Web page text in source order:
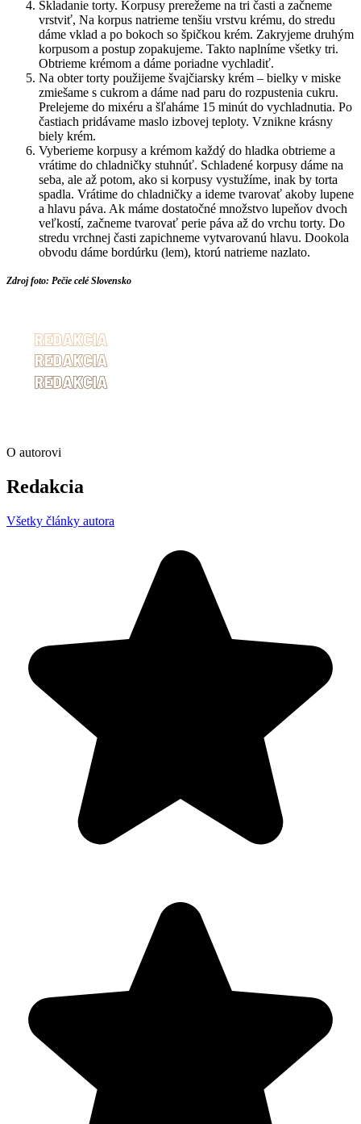
Skladanie torty. Korpusy prerežeme na tri časti a začneme
vrstviť, Na korpus natrieme tenšiu vrstvu krému, do stredu
dáme vklad a po bokoch so špičkou krém. Zakryjeme druhým
korpusom a postup zopakujeme. Takto naplníme všetky tri.
Obtrieme krémom a dáme poriadne vychladiť.
Na obter torty použijeme švajčiarsky krém – bielky v miske
zmiešame s cukrom a dáme nad paru do rozpustenia cukru.
Prelejeme do mixéru a šľaháme 15 minút do vychladnutia. Po
častiach pridávame maslo izbovej teploty. Vznikne krásny
biely krém.
Vyberieme korpusy a krémom každý do hladka obtrieme a
vrátime do chladničky stuhnúť. Schladené korpusy dáme na
seba, ale až potom, ako si korpusy vystužíme, inak by torta
spadla. Vrátime do chladničky a ideme tvarovať akoby lupene
a hlavu páva. Ak máme dostatočné množstvo lupeňov dvoch
veľkostí, začneme tvarovať perie páva až do vrchu torty. Do
stredu vrchnej časti zapichneme vytvarovanú hlavu. Dookola
obvodu dáme bordúrku (lem), ktorú natrieme nazlato.
Zdroj foto: Pečie celé Slovensko
O autorovi
Redakcia
Všetky články autora